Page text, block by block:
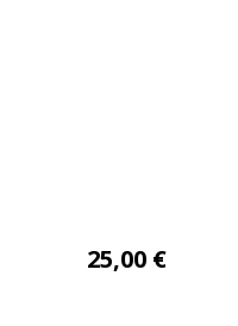
25,00 €